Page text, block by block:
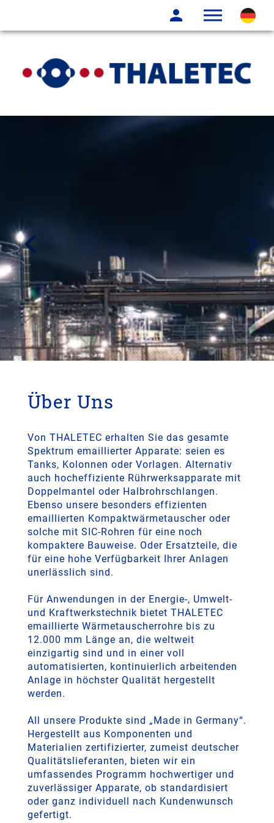
Über Uns
Von THALETEC erhalten Sie das gesamte
Spektrum emaillierter Apparate: seien es
Tanks, Kolonnen oder Vorlagen. Alternativ
auch hocheffiziente Rührwerksapparate mit
Doppelmantel oder Halbrohrschlangen.
Ebenso unsere besonders effizienten
emaillierten Kompaktwärmetauscher oder
solche mit SIC-Rohren für eine noch
kompaktere Bauweise. Oder Ersatzteile, die
für eine hohe Verfügbarkeit Ihrer Anlagen
unerlässlich sind.
Für Anwendungen in der Energie-, Umwelt-
und Kraftwerkstechnik bietet THALETEC
emaillierte Wärmetauscherrohre bis zu
12.000 mm Länge an, die weltweit
einzigartig sind und in einer voll
automatisierten, kontinuierlich arbeitenden
Anlage in höchster Qualität hergestellt
werden.
All unsere Produkte sind „Made in Germany“.
Hergestellt aus Komponenten und
Materialien zertifizierter, zumeist deutscher
Qualitätslieferanten, bieten wir ein
umfassendes Programm hochwertiger und
zuverlässiger Apparate, ob standardisiert
oder ganz individuell nach Kundenwunsch
gefertigt.